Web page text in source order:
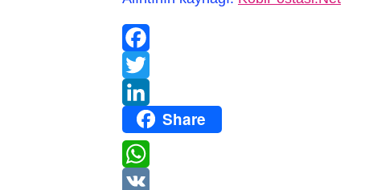
Facebook
Twitter
LinkedInShare
WhatsApp